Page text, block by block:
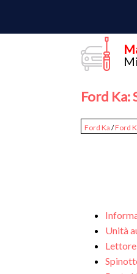
Ford Ka:
Ford Ka /Ford
Unità